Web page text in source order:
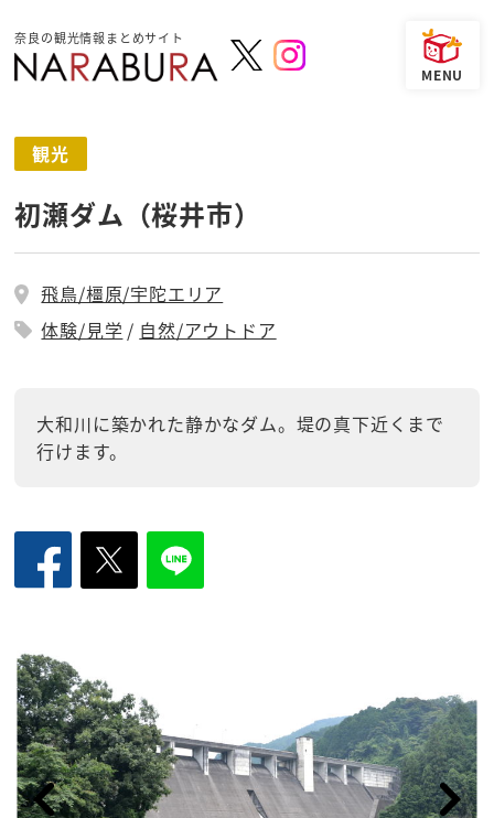
奈良の観光情報まとめサイト
観光
初瀬ダム（桜井市）
飛鳥/橿原/宇陀エリア
体験/見学
自然/アウトドア
大和川に築かれた静かなダム。堤の真下近くまで
行けます。